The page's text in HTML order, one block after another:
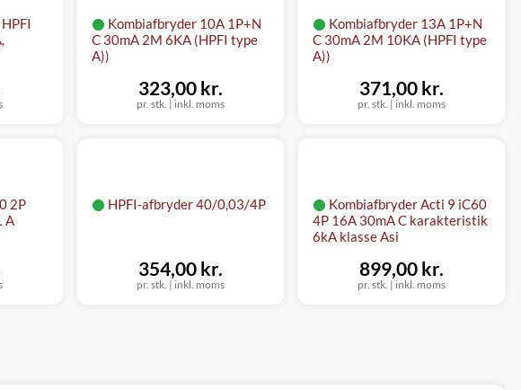
Kombiafbryder 10A 1P+N
C 30mA 2M 6KA (HPFI type
A))
pr. stk. | inkl. moms
323,00 kr.
Kombiafbryder 13A 1P+N
C 30mA 2M 10KA (HPFI type
A))
pr. stk. | inkl. moms
371,00 kr.
2P
A
HPFI-afbryder 40/0,03/4P
pr. stk. | inkl. moms
354,00 kr.
Kombiafbryder Acti 9 iC60
4P 16A 30mA C karakteristik
6kA klasse Asi
pr. stk. | inkl. moms
899,00 kr.